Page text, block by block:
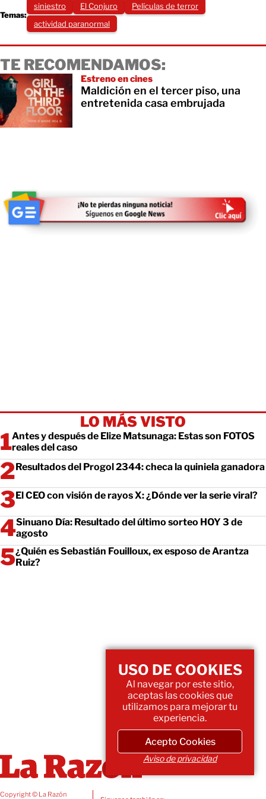
Temas:
siniestro El Conjuro
Películas de terror
actividad paranormal
TE RECOMENDAMOS:
Estreno en cines
Maldición en el tercer piso, una
entretenida casa embrujada
LO MÁS VISTO
Antes y después de Elize Matsunaga: Estas son FOTOS
reales del caso
Resultados del Progol 2344: checa la quiniela ganadora
El CEO con visión de rayos X: ¿Dónde ver la serie viral?
Sinuano Día: Resultado del último sorteo HOY 3 de
agosto
¿Quién es Sebastián Fouilloux, ex esposo de Arantza
Ruiz?
Copyright © La Razón
USO DE COOKIES
Al navegar por este sitio,
aceptas las cookies que
utilizamos para mejorar tu
experiencia.
Acepto Cookies
Aviso de privacidad